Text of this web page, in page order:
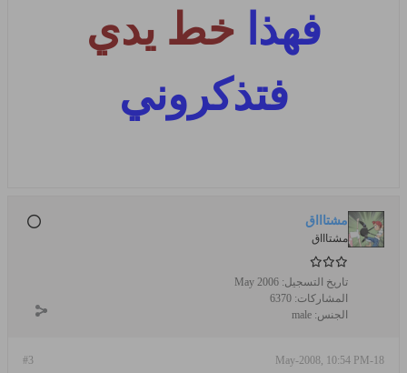
فهذا خط يدي
فتذكروني
مشتاااق
مشتاااق
تاريخ التسجيل: May 2006
المشاركات: 6370
الجنس: male
#3 18-May-2008, 10:54 PM